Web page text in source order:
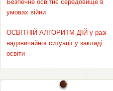
Безпечне освітнє середовище в
умовах війни
ОСВІТНІЙ АЛГОРИТМ ДІЙ у разі
надзвичайної ситуації у закладі
освіти